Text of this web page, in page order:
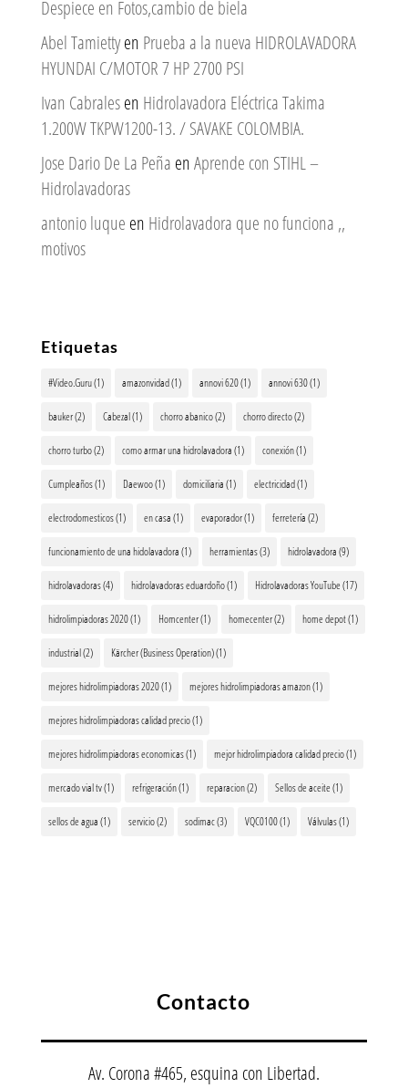
Despiece en Fotos,cambio de biela
Abel Tamiettyen Prueba a la nueva HIDROLAVADORA
HYUNDAI C/MOTOR 7 HP 2700 PSI
Ivan Cabralesen Hidrolavadora Eléctrica Takima
1.200W TKPW1200-13. / SAVAKE COLOMBIA.
Jose Dario De La Peña enAprende con STIHL –
Hidrolavadoras
antonio luque en Hidrolavadora que no funciona ,,
motivos
Etiquetas
#Video.Guru(1) amazonvidad(1) annovi 620(1) annovi 630(1)
bauker(2) Cabezal(1) chorro abanico(2) chorro directo(2)
chorro turbo(2) como armar una hidrolavadora(1) conexión(1)
Cumpleaños(1) Daewoo(1) domiciliaria(1) electricidad(1)
electrodomesticos(1) en casa(1) evaporador(1) ferretería(2)
funcionamiento de una hidolavadora(1) herramientas(3) hidrolavadora(9)
hidrolavadoras(4) hidrolavadoras eduardoño(1) Hidrolavadoras YouTube(17)
hidrolimpiadoras 2020(1) Homcenter(1) homecenter(2) home depot(1)
industrial(2) Kärcher (Business Operation)(1)
mejores hidrolimpiadoras 2020(1) mejores hidrolimpiadoras amazon(1)
mejores hidrolimpiadoras calidad precio(1)
mejores hidrolimpiadoras economicas(1) mejor hidrolimpiadora calidad precio(1)
mercado vial tv(1) refrigeración(1) reparacion(2) Sellos de aceite(1)
sellos de agua(1) servicio(2) sodimac(3) VQC0100(1) Válvulas(1)
Contacto
Av. Corona #465, esquina con Libertad.